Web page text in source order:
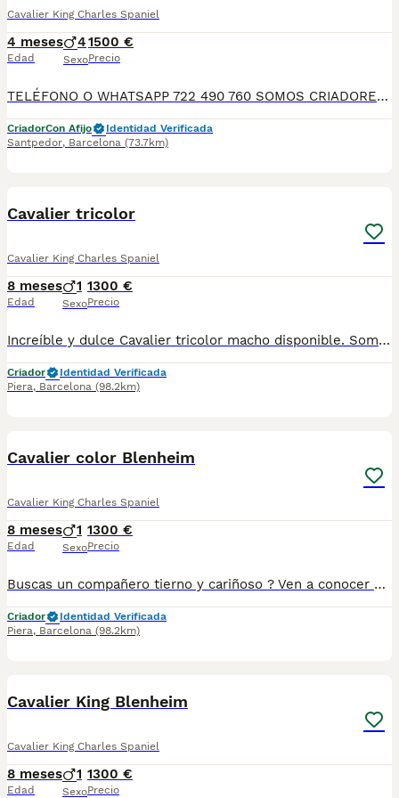
Cavalier King Charles Spaniel
4 meses
Edad
4
Sexo
1500 €
Precio
TELÉFONO O WHATSAPP 722 490 760 SOMOS CRIADORES DIRECTOS SIN INTERMEDIARIOS! MAS DE 20 AÑOS EN EL SECTOR NOS AVALAN, VALORANDO NO SOLO LA CRIA RESPONSABLE SI NO TAMBIEN LA SELECCIÓN PARA MEJORAR LA RAZA DURANTE TODOS ESTOS AÑOS. NUESTROS CACHORROS SE ENTREGAN PREVIAMENTE REVISADOS POR UN VETERINARIO PROFESIONAL Y BAJO LOS MAS ESTRICTOS CONTROLES DE SALUD, HACEMOS HINCAPIÉ EN SU SOCIABILIZACIÓN PARA SU CORRECTO DESARROLLO NEUROLOGICO! Y OS ASESORAMOS ANTES DURANTE Y DESPUES DE LA ENTREGA PARA QUE TODO SEA LO MAS AFABLE Y FACIL POSIBLE DURANTE LA ADAPTACION! NUESTROS BEBE SE ENTREGAN A PARTIR DE LOS DOS MESES CON SUS VACUNAS AL DIA, DESPARASITADOS Y CON GARANTIAS DE SALUD, MICROCHIP Y CARTILLA DE VACUNACION! SI BUSCAS UN COMPAÑERO SANO Y EQUILIBRADO ESTE ES EL LUGAR, TE ASESORAREMOS DURANTE TODO EL PROCESO NO DUDES EN CONSULTAR POR NUESTROS PEQUES AL 722 490 760
CriadorCon Afijo
Identidad Verificada
Santpedor, Barcelona (73.7km)
Cavalier tricolor
Cavalier King Charles Spaniel
8 meses
Edad
1
Sexo
1300 €
Precio
Increíble y dulce Cavalier tricolor macho disponible. Somos una empresa muy comprometida con el bienestar animal y la cria responsable por ello todos nuestros cachorros son nacidos y criados en nuestro propio Centro , asegurando así un correcto desarrollo y una magnífica socialización, consiguiendo en cada ejemplar un carácter juguetón y extrovertido . Se entregan con el carnet de primeras vacunas con el plan correspondiente a su edad , desparasitados y microchip implantado dado de alta en el registro de Anicom a nombre del nuevo propietario . Facilitamos junto al cachorro contrato de compra con garantías víricas de 15 días y congénitas de 1 año . Contamos con un gran equipo de profesionales entre los que se encuentran educadores, veterinarios y varios auxiliares, cumpliendo así con controles sanitarios diarios . Hacemos envíos a toda España con empresa de transporte privada preocupada por el bienestar y ofreciendo las atenciones necesarias a nuestros bebés . Si estás interesado en alguno de nuestros ejemplares solicita información al 722269698 . También atendemos vía WhatsApp . PRECIO REAL ( incluye el IVA) . Núcleo zoológico B2501315
Criador
Identidad Verificada
Piera, Barcelona (98.2km)
Cavalier color Blenheim
Cavalier King Charles Spaniel
8 meses
Edad
1
Sexo
1300 €
Precio
Buscas un compañero tierno y cariñoso ? Ven a conocer nuestro Cavalier King . Centro Canino Vallbonica es un centro muy comprometido con el bienestar animal y la cria responsable, por ello todos nuestros cachorros son nacidos y criados en nuestras instalaciones , asegurando así un correcto desarrollo y una magnífica socialización, consiguiendo en cada ejemplar un carácter juguetón y extrovertido . Se entregan con el carnet de vacunas con el plan correspondiente a su edad , desparasitados y microchip implantado dado de alta en el registro de Anicom a nombre del nuevo propietario . Facilitamos junto al cachorro contrato de compra con garantías víricas de 15 días y congénitas de 1 año . Contamos con un gran equipo de profesionales entre los que se encuentran educadores, veterinarios y varios auxiliares, cumpliendo así con controles sanitarios necesarios para garantizar su bienestar . Hacemos envíos a toda España con empresa de transporte privado, proporcionando un viaje confortable y ofreciendo las atenciones necesarias a nuestros bebés . Si estás interesado en alguno de nuestros ejemplares solicita información sin compromiso al 722269698 . También atendemos vía WhatsApp . PRECIO REAL ( incluye el IVA) . Núcleo zoológico B2501315
Criador
Identidad Verificada
Piera, Barcelona (98.2km)
Cavalier King Blenheim
Cavalier King Charles Spaniel
8 meses
Edad
1
Sexo
1300 €
Precio